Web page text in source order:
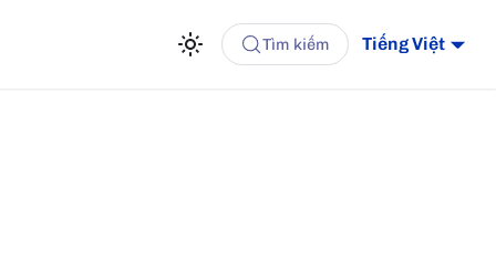
Tiếng Việt
Tìm kiếm